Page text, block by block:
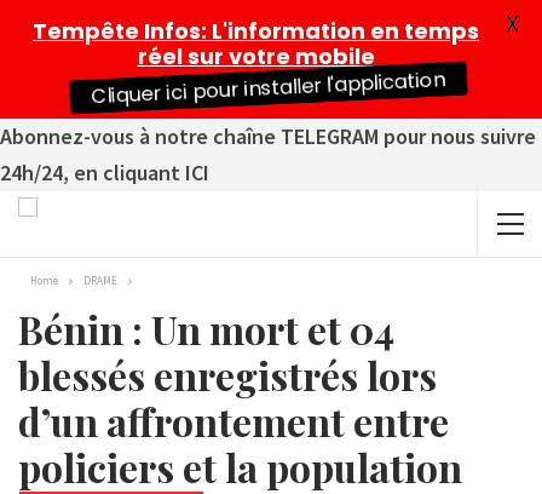
Abonnez-vous à notre chaîne TELEGRAM pour nous suivre
24h/24, en cliquant ICI
Home DRAME
Bénin : Un mort et 04
blessés enregistrés lors
d’un affrontement entre
policiers et la population
Tempête Infos: L'information en temps
réel sur votre mobile
Cliquer ici pour installer l'application
X